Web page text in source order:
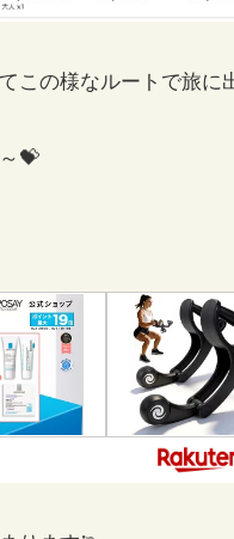
この様なルートで旅
💝